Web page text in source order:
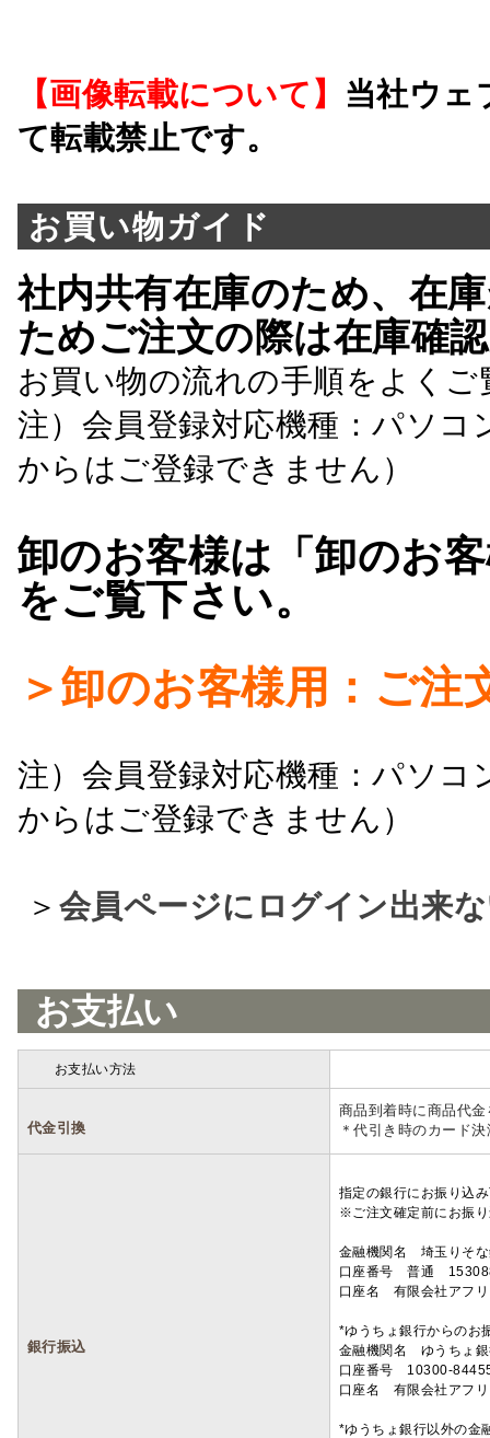
【画像転載について】 当社ウェ
て転載禁止です。
お買い物ガイド
社内共有在庫のため、在
ためご注文の際は在庫確
お買い物の流れの手順をよくご
注）会員登録対応機種：パソ
からはご登録できません）
卸のお客様は「卸のお
をご覧下さい。
＞卸のお客様用：ご注
注）会員登録対応機種：パソ
からはご登録できません）
＞ 会員ページにログイン出来
お支払い
お支払い方法
代金引換
商品到着時に商品代
＊代引き時のカード
銀行振込
指定の銀行にお振り込
※ご注文確定前にお振
金融機関名 埼玉りそ
口座番号 普通
口座名 有限会社アフ
*ゆうちょ銀行からのお
金融機関名 ゆうちょ
口座番号 10300-
口座名 有限会社アフ
*ゆうちょ銀行以外の金